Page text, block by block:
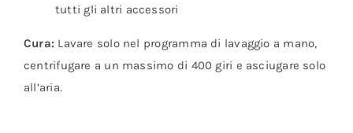
tutti gli altri accessori
Cura: Lavare solo nel programma di lavaggio a mano,
centrifugare a un massimo di 400 giri e asciugare solo
all’aria.